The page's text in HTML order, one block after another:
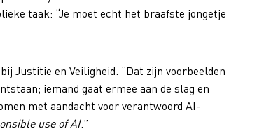
taak: “Je moet echt het braafste jongetje
Justitie en Veiligheid. “Dat zijn voorbeelden
iemand gaat ermee aan de slag en
met aandacht voor verantwoord AI-
use of AI.”